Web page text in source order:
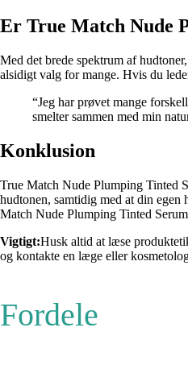
Er True Match Nude
Med det brede spektrum af
alsidigt valg for mange. Hvis du
“Jeg har prøvet mange
smelter sammen med min
Konklusion
True Match Nude Plumping Tinted
hudtonen, samtidig med at din
Match Nude Plumping Tinted
Vigtigt:Husk altid at læse
og kontakte en læge eller
Fordele